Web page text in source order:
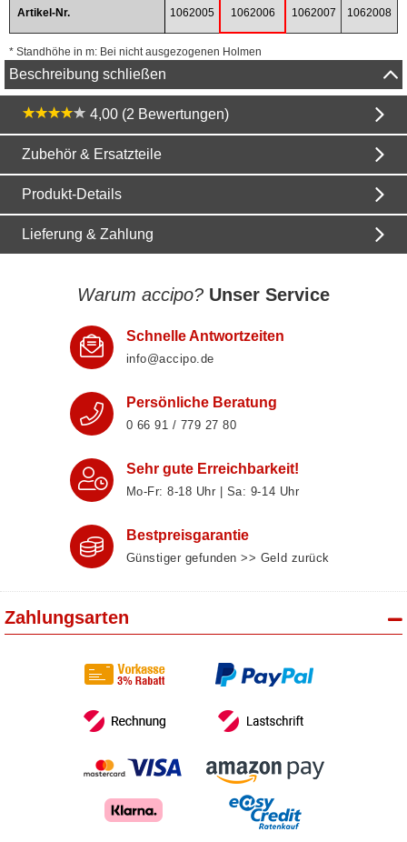
Artikel-Nr. 1062005 1062006 1062007 1062008
* Standhöhe in m: Bei nicht ausgezogenen Holmen
Beschreibung schließen
4,00 (2 Bewertungen)
Zubehör & Ersatzteile
Produkt-Details
Lieferung & Zahlung
Warum accipo? Unser Service
Schnelle Antwortzeiten
info@accipo.de
Persönliche Beratung
0 66 91 / 779 27 80
Sehr gute Erreichbarkeit!
Mo-Fr: 8‑18 Uhr | Sa: 9‑14 Uhr
Bestpreisgarantie
Günstiger gefunden >> Geld zurück
Zahlungsarten